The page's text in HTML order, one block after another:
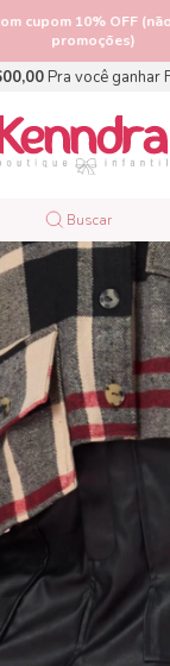
cupom 10% OFF (não
promoções)
Pra você ganhar